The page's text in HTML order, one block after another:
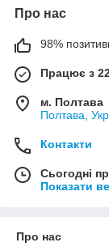
Про нас
98%
Працює з
м. Полтава
Полтава,
Контакти
Сьогодні
Показати
Про нас